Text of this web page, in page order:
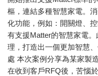
樞，連結多種智慧家電。
化功能，例如：開關燈、
有支援Matter的智慧家電
理，打造出一個更加智慧
處 本次案例分享為某家製
在收到客戶RFQ後，苦惱